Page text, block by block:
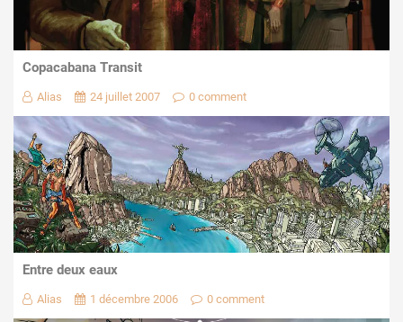
Copacabana Transit
Alias 24 juillet 2007 0 comment
Entre deux eaux
Alias 1 décembre 2006 0 comment